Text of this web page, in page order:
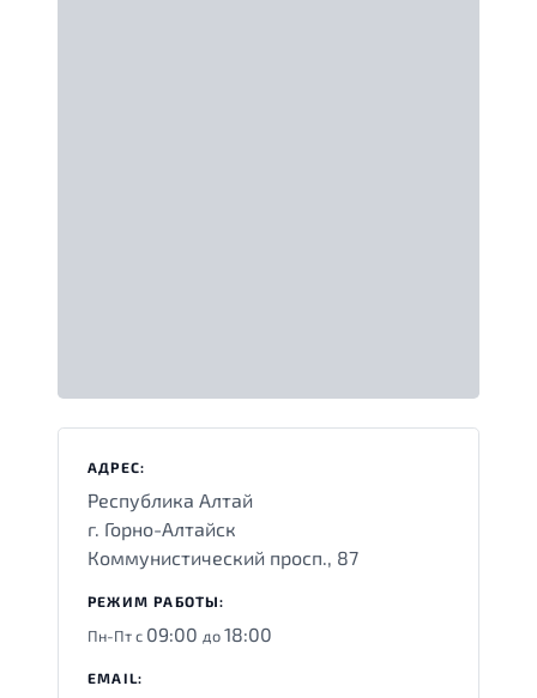
АДРЕС:
Республика Алтай
г. Горно-Алтайск
Коммунистический просп., 87
РЕЖИМ РАБОТЫ:
Пн-Пт с 09:00 до18:00
EMAIL: